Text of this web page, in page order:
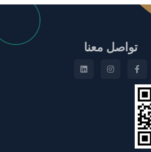
تواصل معنا